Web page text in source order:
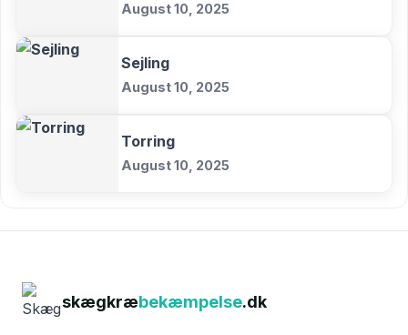
August 10, 2025
Sejling
August 10, 2025
Torring
August 10, 2025
skægkræbekæmpelse.dk